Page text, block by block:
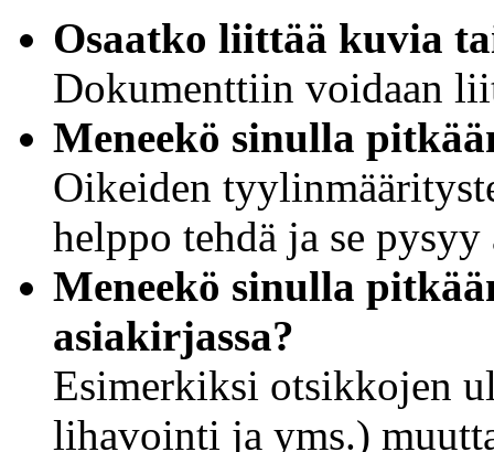
Osaatko liittää kuvia
Dokumenttiin voidaan
Meneekö sinulla
Oikeiden
helppo tehdä ja se
Meneekö sinulla
asiakirjassa?
Esimerkiksi otsikkojen
lihavointi ja yms.)